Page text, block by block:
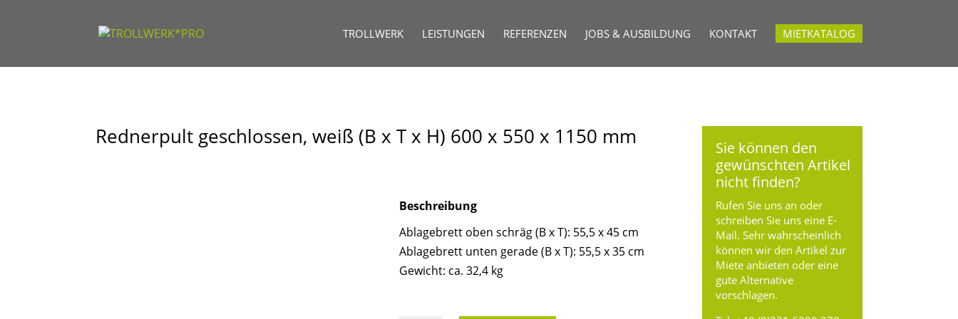
TROLLWERK LEISTUNGEN REFERENZEN JOBS & AUSBILDUNG KONTAKT MIETKATALOG
Rednerpult geschlossen, weiß (B x T x H) 600 x 550 x 1150 mm
Beschreibung
Ablagebrett oben schräg (B x T): 55,5 x 45 cm
Ablagebrett unten gerade (B x T): 55,5 x 35 cm
Gewicht: ca. 32,4 kg
Sie können den
gewünschten Artikel
nicht finden?
Rufen Sie uns an oder
schreiben Sie uns eine E-
Mail. Sehr wahrscheinlich
können wir den Artikel zur
Miete anbieten oder eine
gute Alternative
vorschlagen.